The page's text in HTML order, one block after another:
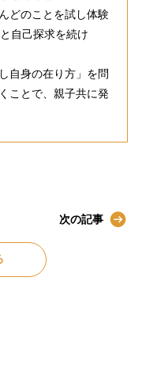
どのことを試し体験
自己探求を続け
自身の在り方」を問
ことで、親子共に発
次の記事